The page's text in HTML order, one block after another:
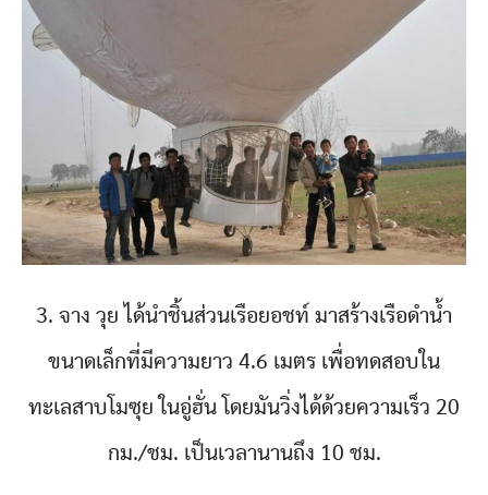
3. จาง วุย ได้นำชิ้นส่วนเรือยอชท์ มาสร้างเรือดำน้ำ
ขนาดเล็กที่มีความยาว 4.6 เมตร เพื่อทดสอบใน
ทะเลสาบโมซุย ในอู่ฮั่น โดยมันวิ่งได้ด้วยความเร็ว 20
กม./ชม. เป็นเวลานานถึง 10 ชม.